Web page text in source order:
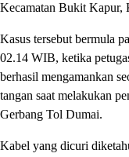
Kecamatan Bukit Kapur,
Kasus tersebut bermula
02.14 WIB, ketika
berhasil mengamankan
tangan saat melakukan
Gerbang Tol Dumai.
Kabel yang dicuri